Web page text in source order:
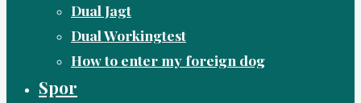
Dual Jagt
Dual Workingtest
How to enter my foreign dog
Spor